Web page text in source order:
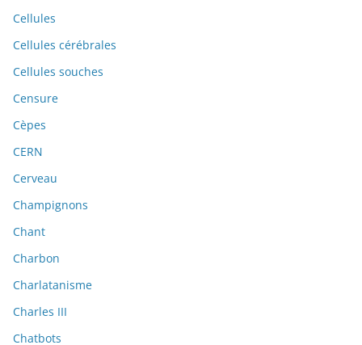
Cellules
Cellules cérébrales
Cellules souches
Censure
Cèpes
CERN
Cerveau
Champignons
Chant
Charbon
Charlatanisme
Charles III
Chatbots